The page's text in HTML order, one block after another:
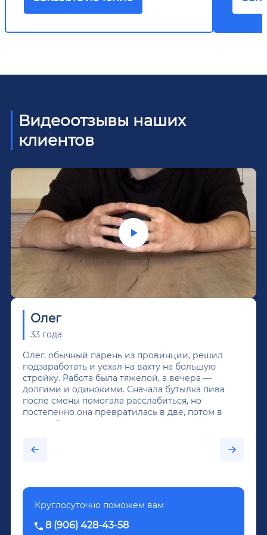
Видеоотзывы наших
клиентов
Олег
33 года
Олег, обычный парень из провинции, решил
подзаработать и уехал на вахту на большую
стройку. Работа была тяжелой, а вечера —
долгими и одинокими. Сначала бутылка пива
после смены помогала расслабиться, но
постепенно она превратилась в две, потом в
крепкий алкоголь, и вот он уже пил почти
было назначено кодирование по методу
Довженко.
Круглосуточно поможем вам
8 (906) 428-43-58